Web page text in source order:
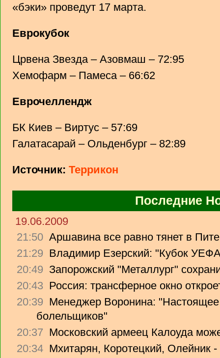
«бэки» проведут 17 марта.
Еврокубок
Црвена Звезда – Азовмаш – 72:95
Хемофарм – Памеса – 66:62
Еврочеллендж
БК Киев – Виртус – 57:69
Галатасарай – Ольденбург – 82:89
Источник: Террикон
Последние
19.06.2009
21:50 Аршавина все равно тянет в
21:29 Владимир Езерский: "Кубок
20:49 Запорожский "Металлург"
20:43 Россия: трансферное окно
20:39 Менеджер Воронина: "Настоящее
болельщиков"
20:37 Московский армеец Калоуда
20:34 Мхитарян, Коротецкий, Олейник -